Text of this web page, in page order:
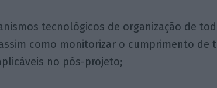
tecnológicos de organização de
como monitorizar o cumprimento de
no pós-projeto;